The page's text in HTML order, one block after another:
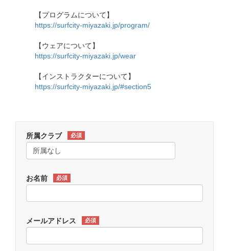
【プログラムについて】
https://surfcity-miyazaki.jp/program/
【ウェアについて】
https://surfcity-miyazaki.jp/wear
【インストラクターについて】
https://surfcity-miyazaki.jp/#section5
所属クラブ 必須
お名前 必須
メールアドレス 必須